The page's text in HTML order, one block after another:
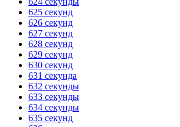
625 секунд
626 секунд
627 секунд
628 секунд
629 секунд
630 секунд
631 секунда
632 секунды
633 секунды
634 секунды
635 секунд